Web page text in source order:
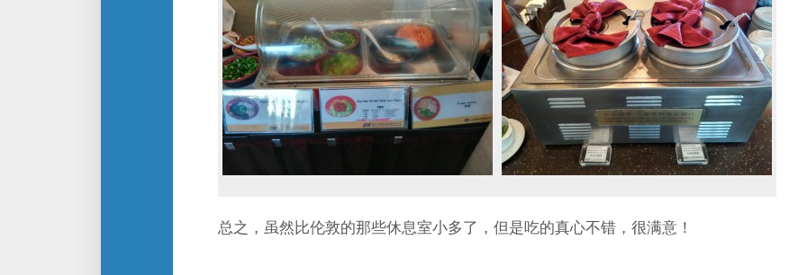
总之，虽然比伦敦的那些休息室小多了，但是吃的真心不错，很满意！